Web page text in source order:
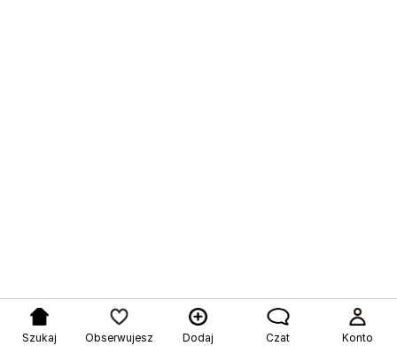
Szukaj Obserwujesz Dodaj Czat Konto